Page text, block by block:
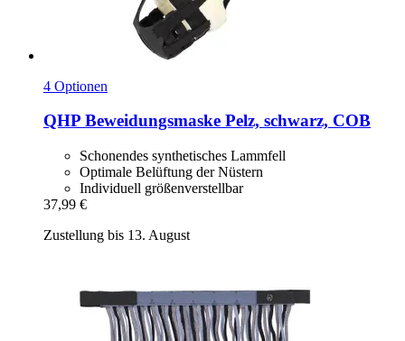
4 Optionen
QHP Beweidungsmaske Pelz, schwarz, COB
Schonendes synthetisches Lammfell
Optimale Belüftung der Nüstern
Individuell größenverstellbar
37,99 €
Zustellung bis 13. August